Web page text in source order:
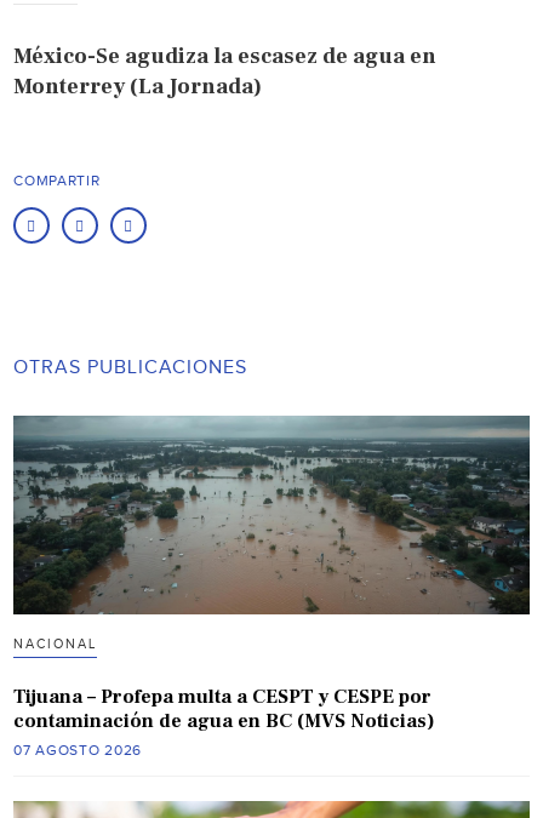
México-Se agudiza la escasez de agua en
Monterrey (La Jornada)
COMPARTIR
OTRAS PUBLICACIONES
NACIONAL
Tijuana – Profepa multa a CESPT y CESPE por
contaminación de agua en BC (MVS Noticias)
07 AGOSTO 2026